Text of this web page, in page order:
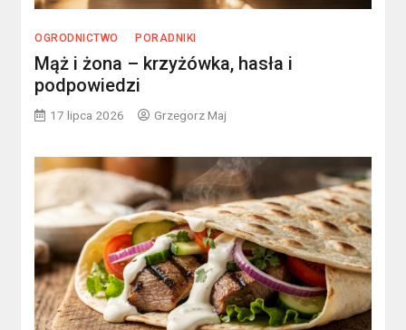
OGRODNICTWO PORADNIKI
Mąż i żona – krzyżówka, hasła i
podpowiedzi
17 lipca 2026 Grzegorz Maj